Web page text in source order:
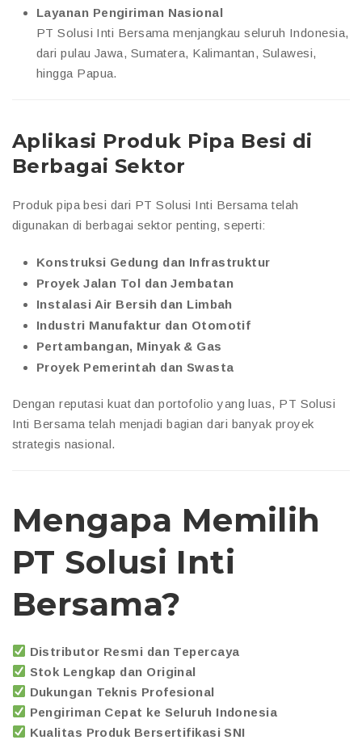
Layanan Pengiriman Nasional
PT Solusi Inti Bersama menjangkau seluruh Indonesia,
dari pulau Jawa, Sumatera, Kalimantan, Sulawesi,
hingga Papua.
Aplikasi Produk Pipa Besi di
Berbagai Sektor
Produk pipa besi dari PT Solusi Inti Bersama telah
digunakan di berbagai sektor penting, seperti:
Konstruksi Gedung dan Infrastruktur
Proyek Jalan Tol dan Jembatan
Instalasi Air Bersih dan Limbah
Industri Manufaktur dan Otomotif
Pertambangan, Minyak & Gas
Proyek Pemerintah dan Swasta
Dengan reputasi kuat dan portofolio yang luas, PT Solusi
Inti Bersama telah menjadi bagian dari banyak proyek
strategis nasional.
Mengapa Memilih
PT Solusi Inti
Bersama?
Distributor Resmi dan Tepercaya
Stok Lengkap dan Original
Dukungan Teknis Profesional
Pengiriman Cepat ke Seluruh Indonesia
Kualitas Produk Bersertifikasi SNI